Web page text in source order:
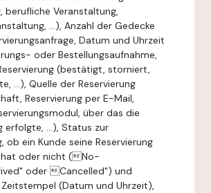
berufliche Veranstaltung,
...), Anzahl der Gedecke
Datum und Uhrzeit
oder Bestellungsaufnahme,
(bestätigt, storniert,
...), Quelle der Reservierung
Reservierung per E-Mail,
über das die
erfolgte, ...), Status zur
ob ein Kunde seine Reservierung
hat oder nicht (No-
oder Cancelled") und
(Datum und Uhrzeit),